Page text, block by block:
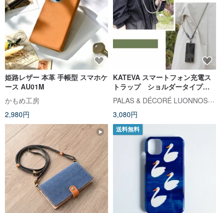
姫路レザー 本革 手帳型 スマホケ
ース AU01M
かもめ工房
2,980円
KATEVA スマートフォン充電ス
トラップ ショルダータイプ
CELL PHONE CHARGER
STRAP LONG TYPE
PALAS & DÉCORÉ LUONNOS パラデック
3,080円
送料無料